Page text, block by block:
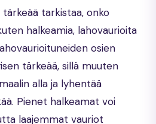
tarkistaa, onko
halkeamia, lahovaurioita
osien
tärkeää, sillä muuten
alla ja lyhentää
Pienet halkeamat voi
laajemmat vauriot